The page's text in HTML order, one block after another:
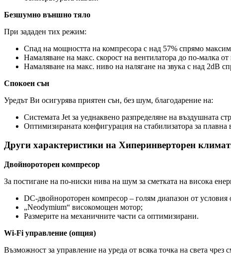
Безшумно външно тяло
При зададен тих режим:
Спад на мощността на компресора с над 57% спрямо
Намаляване на макс. скорост на вентилатора до по-малка от
Намаляване на макс. ниво на налягане на звука с над 2dB
Спокоен сън
Уредът Ви осигурява приятен сън, без шум, благодарение на:
Системата Jet за уеднаквено разпределяне на въздушната
Оптимизираната конфигурация на стабилизатора за плавна
Други характеристики на Хиперинверторен
Двойнороторен компресор
За постигане на по-ниски нива на шум за сметката на висока
DC-двойнороторен компресор – голям диапазон от условия
„Neodymium“ високомощен мотор;
Размерите на механичните части са оптимизирани.
Wi-Fi управление (опция)
Възможност за управление на уреда от всяка точка на света чрез